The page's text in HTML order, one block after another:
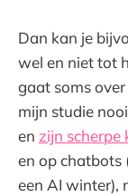
Dan kan je
wel en niet tot
gaat soms
mijn studie
en zijn scherpe
en op chatbots
een AI winter),